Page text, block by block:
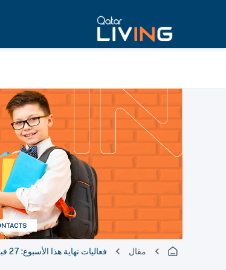
مقال فعاليات نهاية هذا الأسبوع: 27 فبراير – 1 مارس